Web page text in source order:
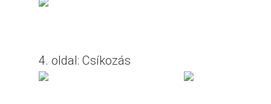
4. oldal: Csíkozás